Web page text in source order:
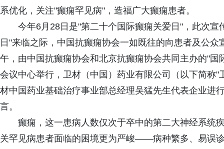
系优化，关注"癫痫罕见病"，造福广大癫痫患者。
今年6月28日是"第二十个国际癫痫关爱日"，此次
日"来临之际，中国抗癫痫协会一如既往的向患者及公
午，由中国抗癫痫协会和北京抗癫痫协会共同主办的"
会议中心举行，卫材（中国）药业有限公司（以下简称
材中国药业基础治疗事业部总经理吴猛先生代表企业进
言。
癫痫，这一患病人数仅次于卒中的第二大神经系统
关罕见病患者面临的困境更为严峻——病种繁多、易误